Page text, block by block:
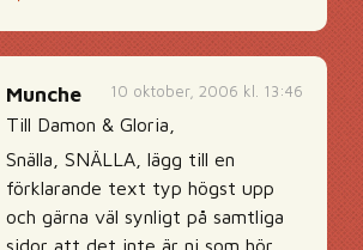
10 oktober, 2006 kl. 13:46
Munche
Till Damon & Gloria,
Snälla, SNÄLLA, lägg till en
förklarande text typ högst upp
och gärna väl synligt på samtliga
sidor att det inte är ni som hör